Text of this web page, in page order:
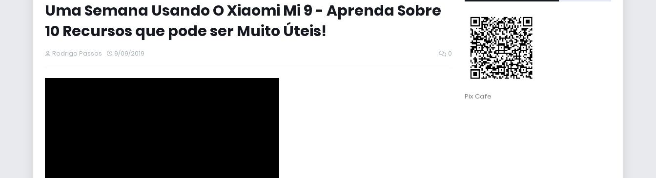
Uma Semana Usando O Xiaomi Mi 9 - Aprenda Sobre
10 Recursos que pode ser Muito Úteis!
Rodrigo Passos 9/09/2019 0
Pix Cafe